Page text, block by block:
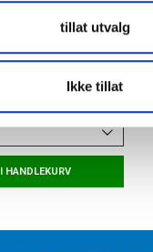
tillat utvalg
Ikke tillat
SPORT
Løpesokker Hvit
HANDLEKURV